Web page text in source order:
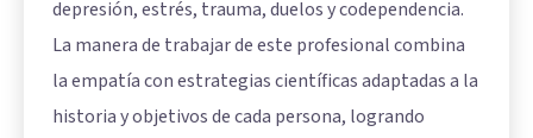
depresión, estrés, trauma, duelos y codependencia.
La manera de trabajar de este profesional combina
la empatía con estrategias científicas adaptadas a la
historia y objetivos de cada persona, logrando